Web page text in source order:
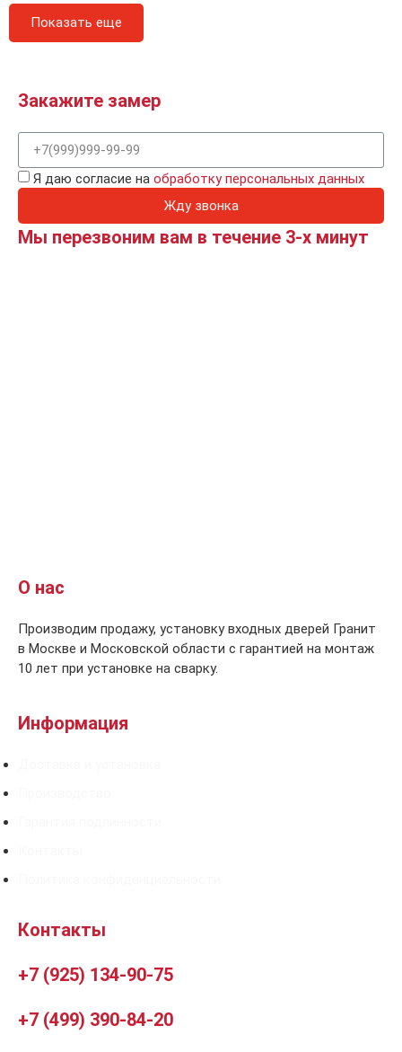
Показать еще
Закажите замер
Я даю согласие на обработку персональных данных
Жду звонка
Мы перезвоним вам в течение 3-х минут
О нас
Производим продажу, установку входных дверей Гранит
в Москве и Московской области с гарантией на монтаж
10 лет при установке на сварку.
Информация
Контакты
+7 (925) 134-90-75
+7 (499) 390-84-20